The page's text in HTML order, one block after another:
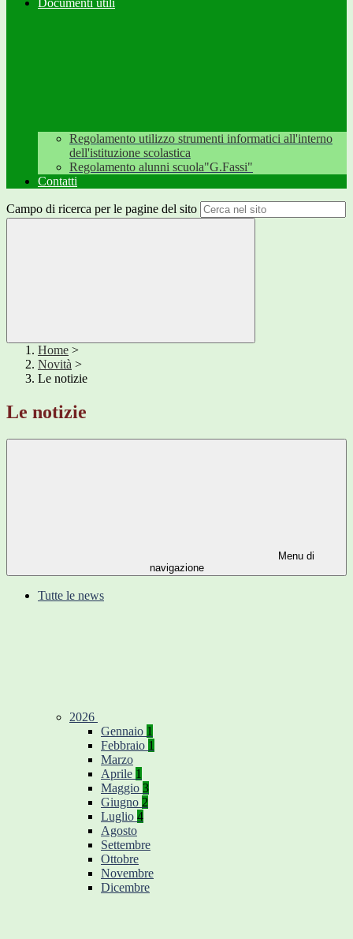
Documenti utili
Regolamento utilizzo strumenti informatici all'interno
dell'istituzione scolastica
Regolamento alunni scuola"G.Fassi"
Contatti
Campo di ricerca per le pagine del sito
Home >
Novità >
Le notizie
Le notizie
Menu di
navigazione
Tutte le news
2026
Gennaio 1
Febbraio 1
Marzo
Aprile 1
Maggio 3
Giugno 2
Luglio 4
Agosto
Settembre
Ottobre
Novembre
Dicembre